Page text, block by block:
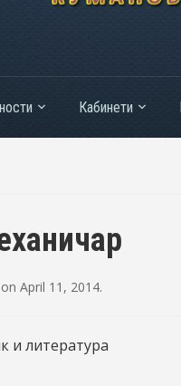
Кабинети
on April 11, 2014.
и литература